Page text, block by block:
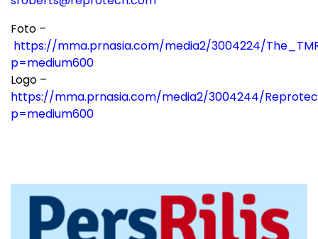
Foto –
https://mma.prnasia.com/media2/3004224/
p=medium600
Logo –
https://mma.prnasia.com/media2/3004244/
p=medium600